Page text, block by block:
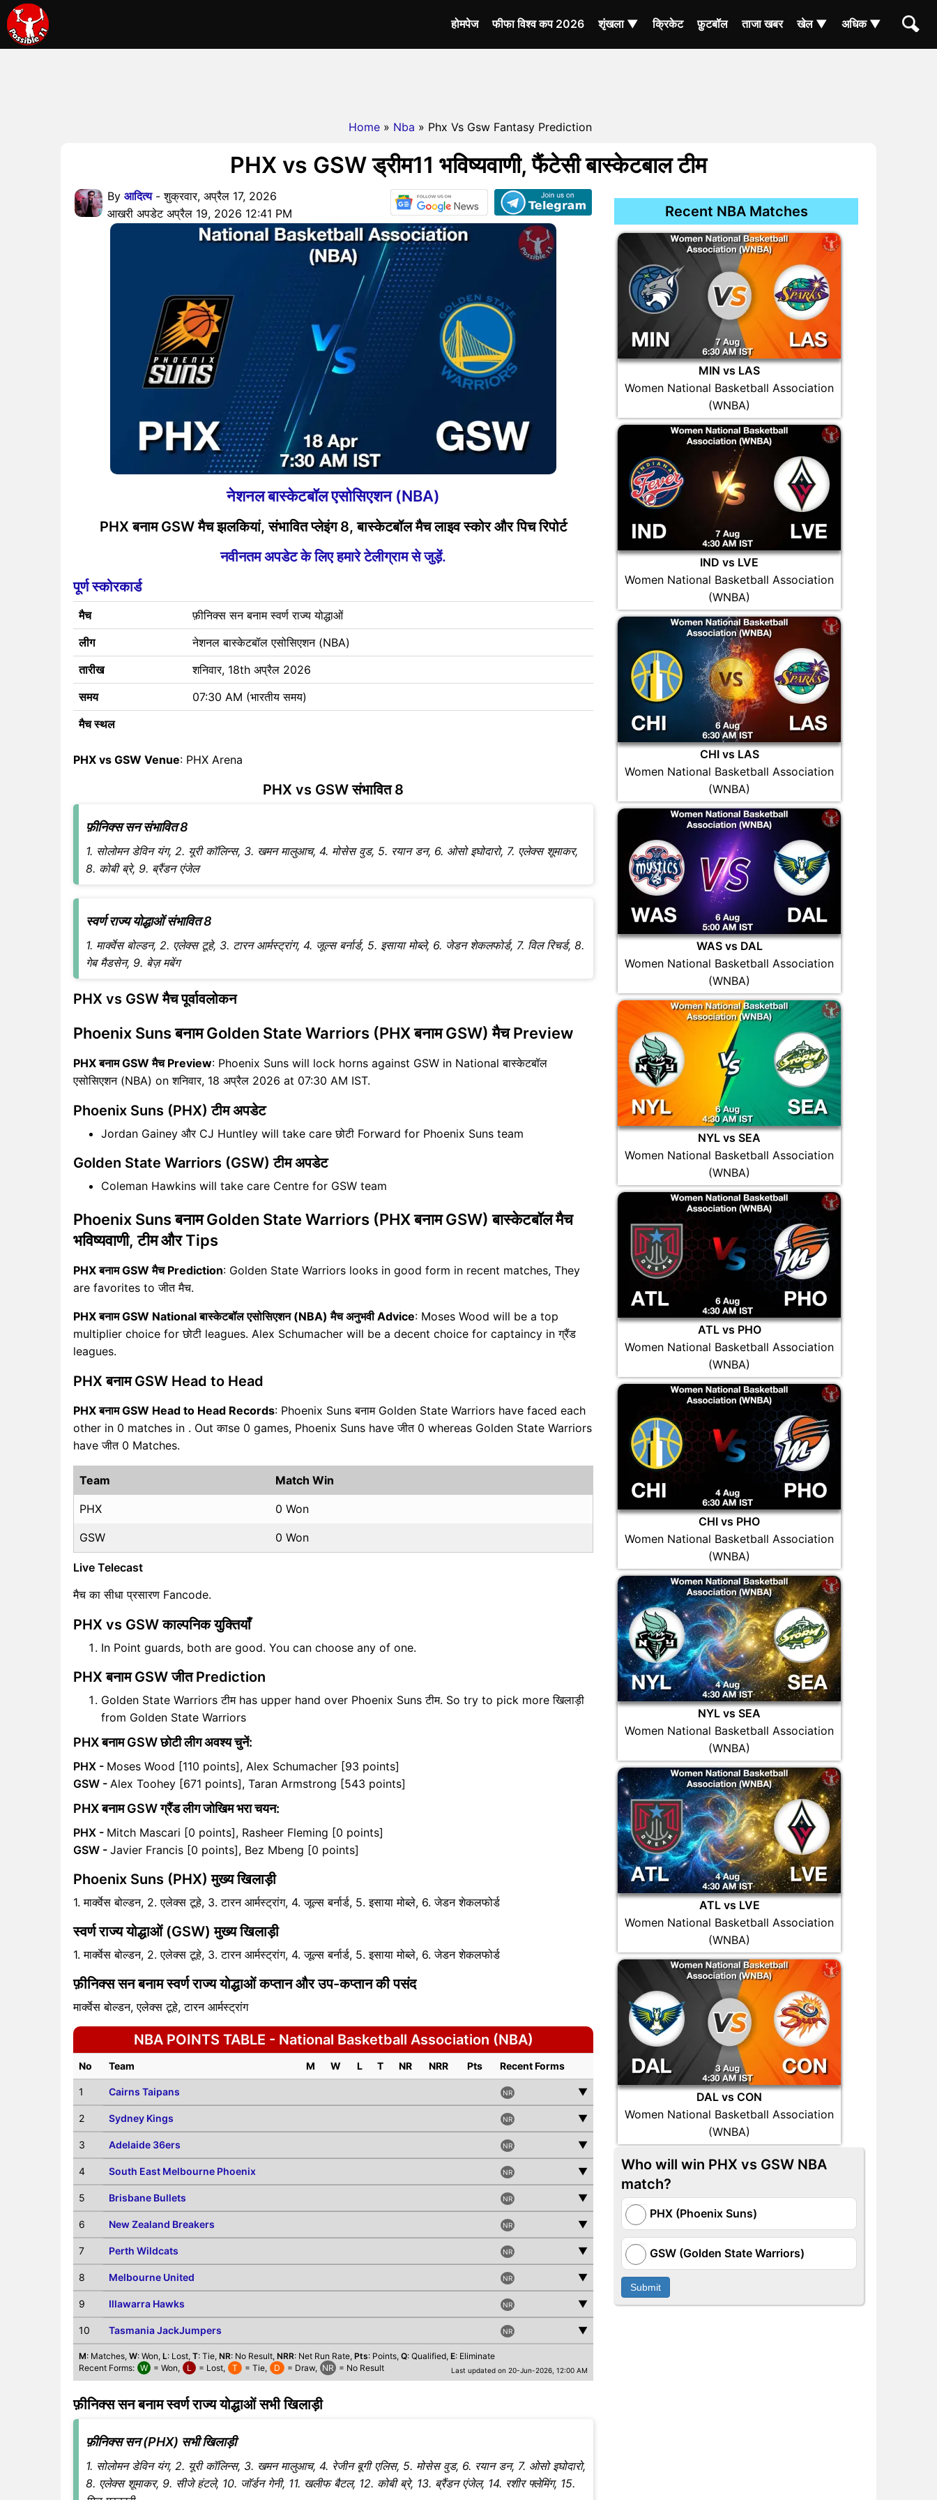
होमपेज फीफा विश्व कप 2026 शृंखला ▼ क्रिकेट फ़ुटबॉल ताजा खबर खेल ▼ अधिक ▼
Home » Nba » Phx Vs Gsw Fantasy Prediction
PHX vs GSW ड्रीम11 भविष्यवाणी, फैंटेसी बास्केटबाल टीम
By आदित्य- शुक्रवार, अप्रैल 17, 2026
आखरी अपडेट अप्रैल 19, 2026 12:41 PM
नेशनल बास्केटबॉल एसोसिएशन (NBA)
PHX बनाम GSW मैच झलकियां, संभावित प्लेइंग 8, बास्केटबॉल मैच लाइव स्कोर और पिच रिपोर्ट
नवीनतम अपडेट के लिए हमारे टेलीग्राम से जुड़ें.
पूर्ण स्कोरकार्ड
मैच
फ़ीनिक्स सन बनाम स्वर्ण राज्य योद्धाओं
लीग
नेशनल बास्केटबॉल एसोसिएशन (NBA)
तारीख
शनिवार, 18th अप्रैल 2026
समय
07:30 AM (भारतीय समय)
मैच स्थल
PHX vs GSW Venue: PHX Arena
PHX vs GSW संभावित 8
फ़ीनिक्स सन संभावित 8
1. सोलोमन डेविन यंग, 2. यूरी कॉलिन्स, 3. खमन मालुआच, 4. मोसेस वुड, 5. रयान डन, 6. ओसो इघोदारो, 7. एलेक्स शूमाकर,
8. कोबी ब्रे, 9. ब्रैंडन एंजेल
स्वर्ण राज्य योद्धाओं संभावित 8
1. मार्क्वेस बोल्डन, 2. एलेक्स टूहे, 3. टारन आर्मस्ट्रांग, 4. जूल्स बर्नार्ड, 5. इसाया मोब्ले, 6. जेडन शेकलफोर्ड, 7. विल रिचर्ड, 8.
गेब मैडसेन, 9. बेज़ मबेंग
PHX vs GSW मैच पूर्वावलोकन
Phoenix Suns बनाम Golden State Warriors (PHX बनाम GSW) मैच Preview
PHX बनाम GSW मैच Preview: Phoenix Suns will lock horns against GSW in National बास्केटबॉल
एसोसिएशन (NBA) on शनिवार, 18 अप्रैल 2026 at 07:30 AM IST.
Phoenix Suns (PHX) टीम अपडेट
Jordan Gainey और CJ Huntley will take care छोटी Forward for Phoenix Suns team
Golden State Warriors (GSW) टीम अपडेट
Coleman Hawkins will take care Centre for GSW team
Phoenix Suns बनाम Golden State Warriors (PHX बनाम GSW) बास्केटबॉल मैच
भविष्यवाणी, टीम और Tips
PHX बनाम GSW मैच Prediction: Golden State Warriors looks in good form in recent matches, They
are favorites to जीत मैच.
PHX बनाम GSW National बास्केटबॉल एसोसिएशन (NBA) मैच अनुभवी Advice: Moses Wood will be a top
multiplier choice for छोटी leagues. Alex Schumacher will be a decent choice for captaincy in ग्रैंड
leagues.
PHX बनाम GSW Head to Head
PHX बनाम GSW Head to Head Records: Phoenix Suns बनाम Golden State Warriors have faced each
other in 0 matches in . Out काse 0 games, Phoenix Suns have जीत 0 whereas Golden State Warriors
have जीत 0 Matches.
Team Match Win
PHX 0 Won
GSW 0 Won
Live Telecast
मैच का सीधा प्रसारण Fancode.
PHX vs GSW काल्पनिक युक्तियाँ
In Point guards, both are good. You can choose any of one.
PHX बनाम GSW जीत Prediction
Golden State Warriors टीम has upper hand over Phoenix Suns टीम. So try to pick more खिलाड़ी
from Golden State Warriors
PHX बनाम GSW छोटी लीग अवश्य चुनें:
PHX - Moses Wood [110 points], Alex Schumacher [93 points]
GSW - Alex Toohey [671 points], Taran Armstrong [543 points]
PHX बनाम GSW ग्रैंड लीग जोखिम भरा चयन:
PHX - Mitch Mascari [0 points], Rasheer Fleming [0 points]
GSW - Javier Francis [0 points], Bez Mbeng [0 points]
Phoenix Suns (PHX) मुख्य खिलाड़ी
1. मार्क्वेस बोल्डन, 2. एलेक्स टूहे, 3. टारन आर्मस्ट्रांग, 4. जूल्स बर्नार्ड, 5. इसाया मोब्ले, 6. जेडन शेकलफोर्ड
स्वर्ण राज्य योद्धाओं (GSW) मुख्य खिलाड़ी
1. मार्क्वेस बोल्डन, 2. एलेक्स टूहे, 3. टारन आर्मस्ट्रांग, 4. जूल्स बर्नार्ड, 5. इसाया मोब्ले, 6. जेडन शेकलफोर्ड
फ़ीनिक्स सन बनाम स्वर्ण राज्य योद्धाओं कप्तान और उप-कप्तान की पसंद
मार्क्वेस बोल्डन, एलेक्स टूहे, टारन आर्मस्ट्रांग
NBA POINTS TABLE - National Basketball Association (NBA)
No Team M W L T NR NRR Pts Recent Forms
1 Cairns Taipans NR ▼
2 Sydney Kings NR ▼
3 Adelaide 36ers NR ▼
4 South East Melbourne Phoenix NR ▼
5 Brisbane Bullets NR ▼
6 New Zealand Breakers NR ▼
7 Perth Wildcats NR ▼
8 Melbourne United NR ▼
9 Illawarra Hawks NR ▼
10 Tasmania JackJumpers NR ▼
M: Matches, W: Won, L: Lost, T: Tie, NR: No Result, NRR: Net Run Rate, Pts: Points, Q: Qualified, E: Eliminate
Recent Forms: W = Won, L = Lost, T = Tie, D = Draw, NR = No Result Last updated on 20-Jun-2026, 12:00 AM
फ़ीनिक्स सन बनाम स्वर्ण राज्य योद्धाओं सभी खिलाड़ी
फ़ीनिक्स सन (PHX) सभी खिलाड़ी
1. सोलोमन डेविन यंग, 2. यूरी कॉलिन्स, 3. खमन मालुआच, 4. रेजीन बूगी एलिस, 5. मोसेस वुड, 6. रयान डन, 7. ओसो इघोदारो,
8. एलेक्स शूमाकर, 9. सीजे हंटले, 10. जॉर्डन गेनी, 11. खलीफ बैटल, 12. कोबी ब्रे, 13. ब्रैंडन एंजेल, 14. रशीर फ्लेमिंग, 15.
Recent NBA Matches
MIN vs LAS
Women National Basketball Association
(WNBA)
IND vs LVE
Women National Basketball Association
(WNBA)
CHI vs LAS
Women National Basketball Association
(WNBA)
WAS vs DAL
Women National Basketball Association
(WNBA)
NYL vs SEA
Women National Basketball Association
(WNBA)
ATL vs PHO
Women National Basketball Association
(WNBA)
CHI vs PHO
Women National Basketball Association
(WNBA)
NYL vs SEA
Women National Basketball Association
(WNBA)
ATL vs LVE
Women National Basketball Association
(WNBA)
DAL vs CON
Women National Basketball Association
(WNBA)
Who will win PHX vs GSW NBA
match?
PHX (Phoenix Suns)
GSW (Golden State Warriors)
Submit